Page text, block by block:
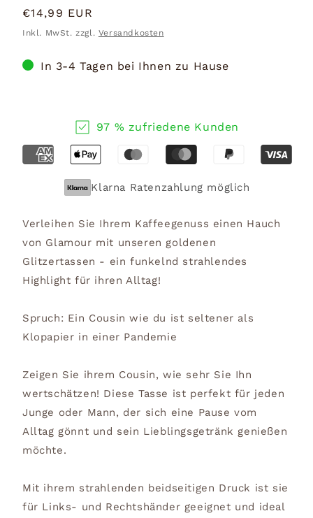
Normaler
Preis
€14,99 EUR
Inkl. MwSt. zzgl. Versandkosten
In 3-4 Tagen bei Ihnen zu Hause
97 % zufriedene Kunden
Klarna Ratenzahlung möglich
Verleihen Sie Ihrem Kaffeegenuss einen Hauch
von Glamour mit unseren goldenen
Glitzertassen - ein funkelnd strahlendes
Highlight für ihren Alltag!
Spruch: Ein Cousin wie du ist seltener als
Klopapier in einer Pandemie
Zeigen Sie ihrem Cousin, wie sehr Sie Ihn
wertschätzen! Diese Tasse ist perfekt für jeden
Junge oder Mann, der sich eine Pause vom
Alltag gönnt und sein Lieblingsgetränk genießen
möchte.
Mit ihrem strahlenden beidseitigen Druck ist sie
für Links- und Rechtshänder geeignet und ideal